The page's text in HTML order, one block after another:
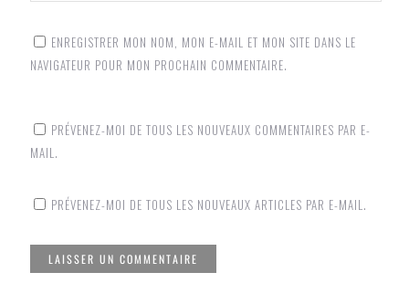
ENREGISTRER MON NOM, MON E-MAIL ET MON SITE DANS LE
NAVIGATEUR POUR MON PROCHAIN COMMENTAIRE.
PRÉVENEZ-MOI DE TOUS LES NOUVEAUX COMMENTAIRES PAR E-
MAIL.
PRÉVENEZ-MOI DE TOUS LES NOUVEAUX ARTICLES PAR E-MAIL.